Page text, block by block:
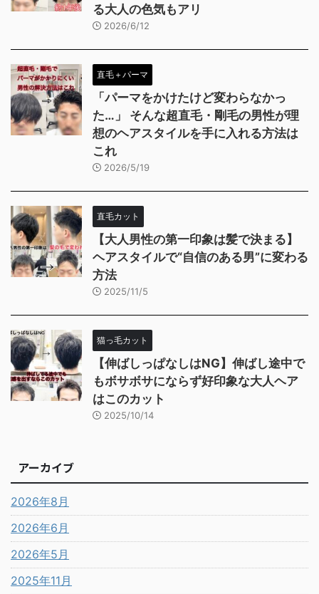
る大人の色気もアリ
2026/6/12
直毛＋パーマ
「パーマをかけたけど変わらなかっ
た…」 そんな超直毛・剛毛の男性が理
想のヘアスタイルを手に入れる方法は
これ
2026/5/19
直毛カット
【大人男性の第一印象は髪で決まる】
ヘアスタイルで“自信のある男”に変わる
方法
2025/11/5
猫っ毛カット
【伸ばしっぱなしはNG】伸ばし途中で
もボサボサにならず好印象な大人ヘア
はこのカット
2025/10/14
アーカイブ
2026年8月
2026年6月
2026年5月
2025年11月